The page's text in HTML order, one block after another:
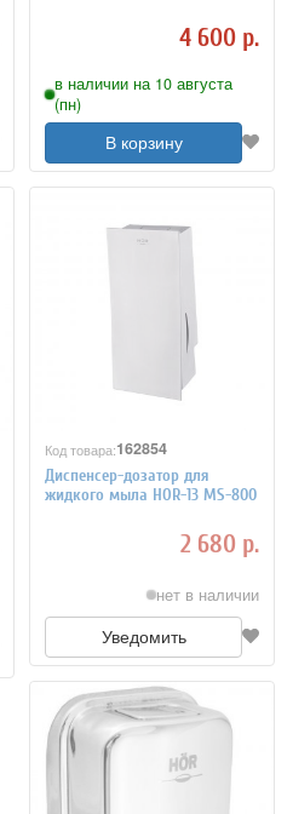
4 600 р.
в наличии на 10 августа
(пн)
В корзину
Код товара:162854
Диспенсер-дозатор для
жидкого мыла HOR-13 MS-800
2 680 р.
нет в наличии
Уведомить